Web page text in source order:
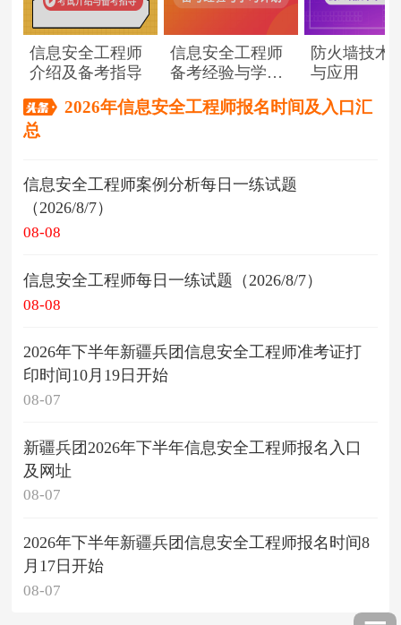
信息安全工程师
介绍及备考指导
信息安全工程师
备考经验与学习
防火墙技术
与应用
2026年信息安全工程师报名时间及入口汇
总
信息安全工程师案例分析每日一练试题
（2026/8/7）
08-08
信息安全工程师每日一练试题（2026/8/7）
08-08
2026年下半年新疆兵团信息安全工程师准考证打
印时间10月19日开始
08-07
新疆兵团2026年下半年信息安全工程师报名入口
及网址
08-07
2026年下半年新疆兵团信息安全工程师报名时间8
月17日开始
08-07